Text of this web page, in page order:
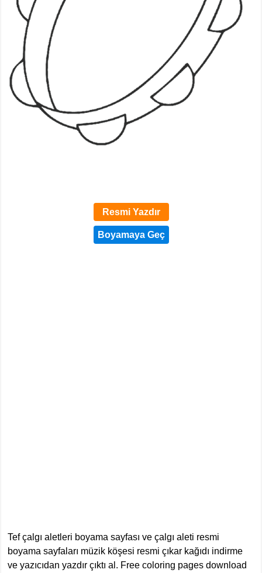
Resmi Yazdır
Tef çalgı aletleri boyama sayfası ve çalgı aleti resmi
boyama sayfaları müzik köşesi resmi çıkar kağıdı indirme
ve yazıcıdan yazdır çıktı al. Free coloring pages download